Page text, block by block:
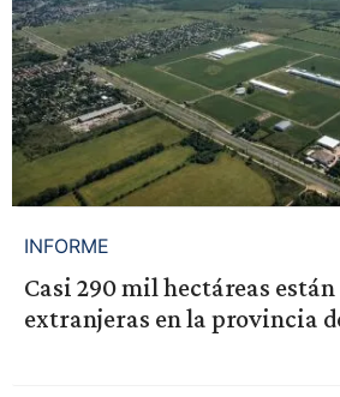
INFORME
Casi 290 mil hectáreas están
extranjeras en la provincia